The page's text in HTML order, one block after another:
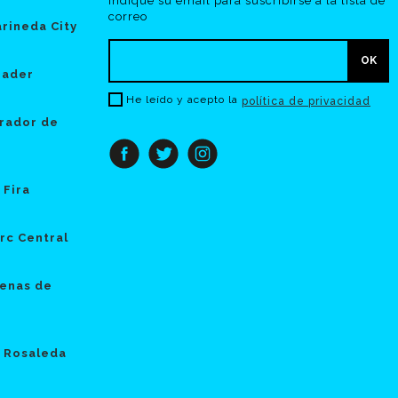
City
de
Fira
Central
de
Rosaleda
correo
He leído y acepto la política de privacidad